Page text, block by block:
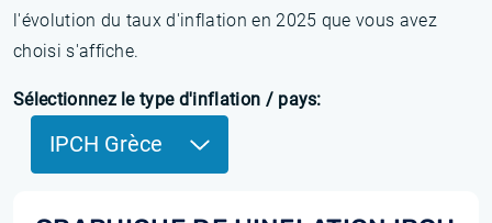
l'évolution du taux d'inflation en 2025 que vous avez
choisi s'affiche.
Sélectionnez le type d'inflation / pays:
IPCH Grèce